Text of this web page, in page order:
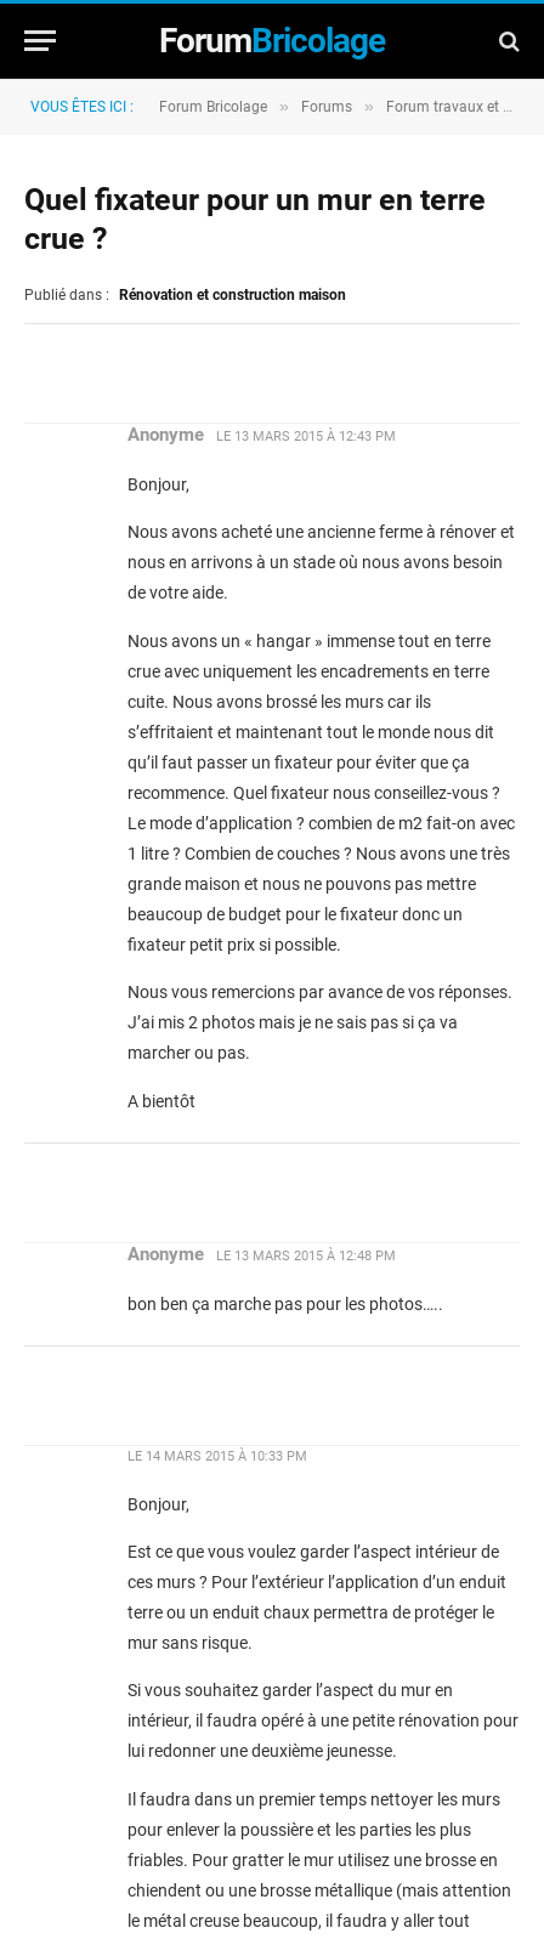
ForumBricolage
VOUS ÊTES ICI : Forum Bricolage » Forums » Forum travaux et rénovation
Quel fixateur pour un mur en terre
crue ?
Publié dans : Rénovation et construction maison
Anonyme LE 13 MARS 2015 À 12:43 PM
Bonjour,
Nous avons acheté une ancienne ferme à rénover et
nous en arrivons à un stade où nous avons besoin
de votre aide.
Nous avons un « hangar » immense tout en terre
crue avec uniquement les encadrements en terre
cuite. Nous avons brossé les murs car ils
s’effritaient et maintenant tout le monde nous dit
qu’il faut passer un fixateur pour éviter que ça
recommence. Quel fixateur nous conseillez-vous ?
Le mode d’application ? combien de m2 fait-on avec
1 litre ? Combien de couches ? Nous avons une très
grande maison et nous ne pouvons pas mettre
beaucoup de budget pour le fixateur donc un
fixateur petit prix si possible.
Nous vous remercions par avance de vos réponses.
J’ai mis 2 photos mais je ne sais pas si ça va
marcher ou pas.
A bientôt
Anonyme LE 13 MARS 2015 À 12:48 PM
bon ben ça marche pas pour les photos…..
LE 14 MARS 2015 À 10:33 PM
Bonjour,
Est ce que vous voulez garder l’aspect intérieur de
ces murs ? Pour l’extérieur l’application d’un enduit
terre ou un enduit chaux permettra de protéger le
mur sans risque.
Si vous souhaitez garder l’aspect du mur en
intérieur, il faudra opéré à une petite rénovation pour
lui redonner une deuxième jeunesse.
Il faudra dans un premier temps nettoyer les murs
pour enlever la poussière et les parties les plus
friables. Pour gratter le mur utilisez une brosse en
chiendent ou une brosse métallique (mais attention
le métal creuse beaucoup, il faudra y aller tout